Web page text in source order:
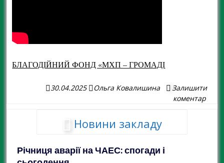
БЛАГОДІЙНИЙ ФОНД «МХП – ГРОМАДІ
30.04.2025 Ольга Ковалишина
Залишити
коментар
Новини закладу
Річниця аварії на ЧАЕС: спогади і